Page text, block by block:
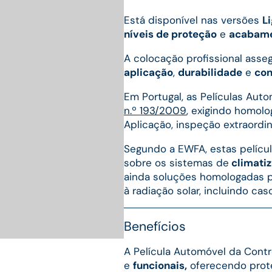
Está disponível nas versões
níveis de proteção e
A colocação profissional
aplicação, durabilidade e
Em Portugal, as Películas
n.º 193/2009, exigindo
Aplicação, inspeção
Segundo a EWFA, estas
sobre os sistemas de
ainda soluções homologadas
à radiação solar, incluindo
Benefícios
A Película Automóvel da
e funcionais, oferecendo